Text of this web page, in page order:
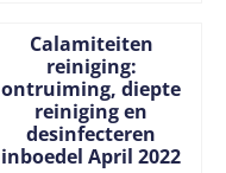
Calamiteiten
reiniging:
ontruiming, diepte
reiniging en
desinfecteren
inboedel April 2022